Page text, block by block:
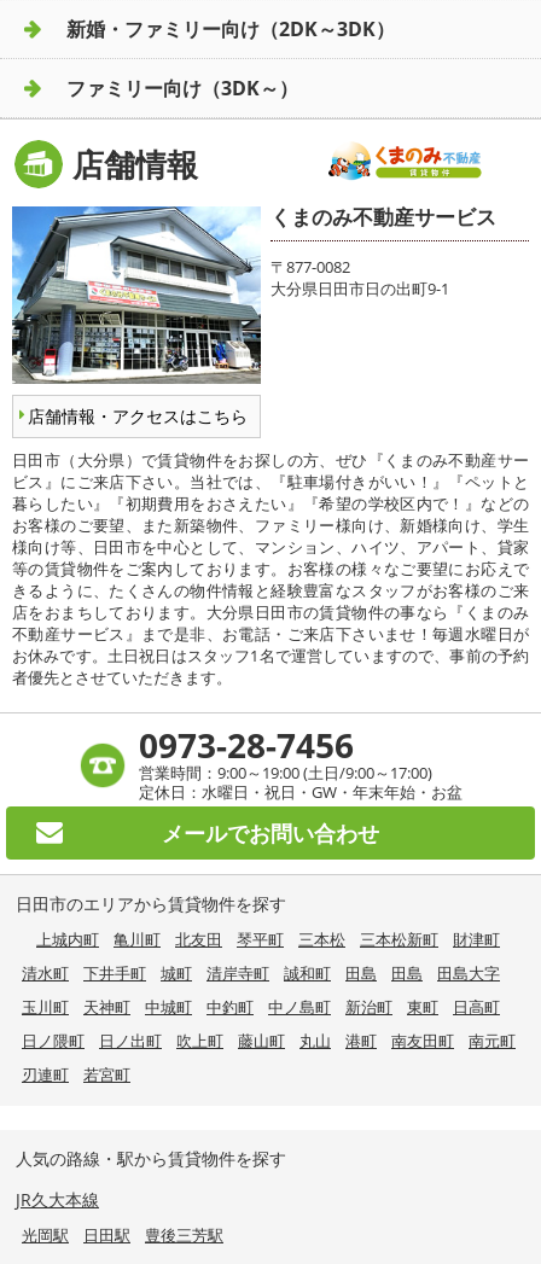
新婚・ファミリー向け（2DK～3DK）
ファミリー向け（3DK～）
店舗情報
店舗情報・アクセスはこちら
くまのみ不動産サービス
〒877-0082
大分県日田市日の出町9-1
日田市（大分県）で賃貸物件をお探しの方、ぜひ『くまのみ不動産サー
ビス』にご来店下さい。当社では、『駐車場付きがいい！』『ペットと
暮らしたい』『初期費用をおさえたい』『希望の学校区内で！』などの
お客様のご要望、また新築物件、ファミリー様向け、新婚様向け、学生
様向け等、日田市を中心として、マンション、ハイツ、アパート、貸家
等の賃貸物件をご案内しております。お客様の様々なご要望にお応えで
きるように、たくさんの物件情報と経験豊富なスタッフがお客様のご来
店をおまちしております。大分県日田市の賃貸物件の事なら『くまのみ
不動産サービス』まで是非、お電話・ご来店下さいませ！毎週水曜日が
お休みです。土日祝日はスタッフ1名で運営していますので、事前の予約
者優先とさせていただきます。
0973-28-7456
営業時間：9:00～19:00 (土日/9:00～17:00)
定休日：水曜日・祝日・GW・年末年始・お盆
メールでお問い合わせ
日田市のエリアから賃貸物件を探す
上城内町 亀川町 北友田 琴平町 三本松 三本松新町
財津町
清水町
下井手町 城町 清岸寺町 誠和町 田島 田島
田島大字
玉川町
天神町 中城町 中釣町 中ノ島町 新治町 東町
日高町
日ノ隈町
日ノ出町 吹上町 藤山町 丸山 港町 南友田町
南元町
刃連町
若宮町
人気の路線・駅から賃貸物件を探す
JR久大本線
光岡駅 日田駅 豊後三芳駅